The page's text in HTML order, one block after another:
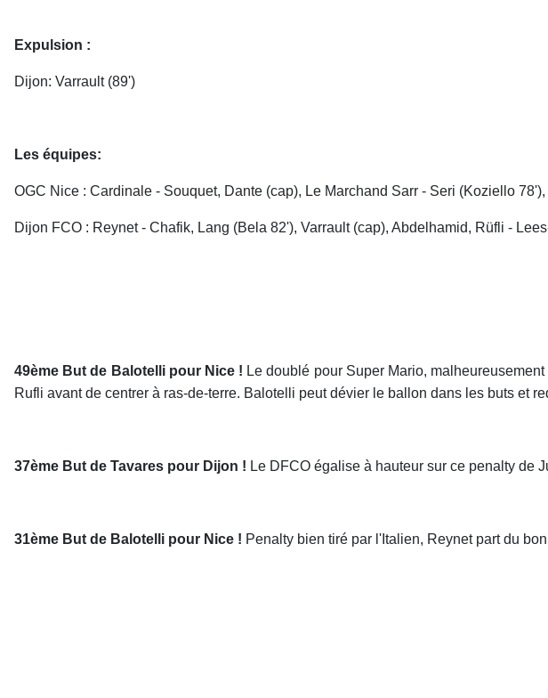
Expulsion :
Dijon: Varrault (89')
Les équipes:
OGC Nice : Cardinale - Souquet, Dante (cap), Le Marchand Sarr - Seri (Koziello
Dijon FCO : Reynet - Chafik, Lang (Bela 82'), Varrault (cap), Abdelhamid, Rüfli -
49ème But de Balotelli pour Nice ! Le doublé pour Super Mario,
Rufli avant de centrer à ras-de-terre. Balotelli peut dévier le ballon dans les buts et
37ème But de Tavares pour Dijon ! Le DFCO égalise à hauteur sur ce penalty de
31ème But de Balotelli pour Nice ! Penalty bien tiré par l'Italien, Reynet part du